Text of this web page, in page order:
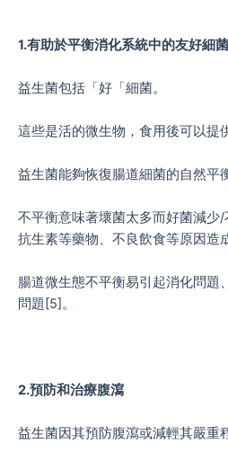
1.有助於平衡消化系統中的友好細菌
益生菌包括「好「細菌。
這些是活的微生物，食用後可以提
益生菌能夠恢復腸道細菌的自然平
不平衡意味著壞菌太多而好菌減少/
抗生素等藥物、不良飲食等原因造
腸道微生態不平衡易引起消化問題
問題[5]。
2.預防和治療腹瀉
益生菌因其預防腹瀉或減輕其嚴重